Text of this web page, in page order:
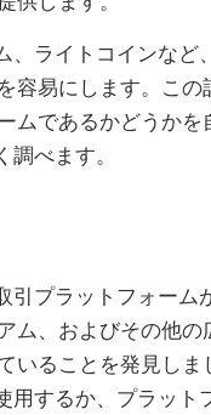
、ライトコインなど
容易にします。この
ムであるかどうかを
べます。
引プラットフォーム
ム、およびその他の
いることを発見しま
用するか、プラット